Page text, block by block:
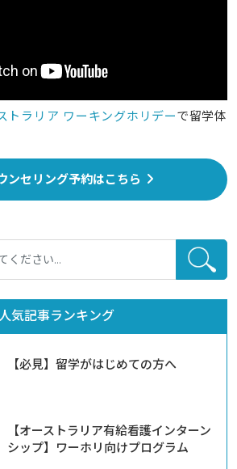
トラリア ワーキングホリデーで留学体
ンセリング予約はこちら
人気記事ランキング
【必見】留学がはじめての方へ
【オーストラリア有給看護インターン
シップ】ワーホリ向けプログラム